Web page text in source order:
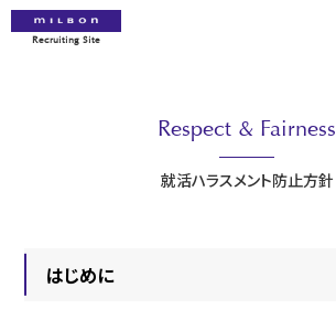
Recruiting Site
Respect & Fairness
就活ハラスメント防止方針
はじめに